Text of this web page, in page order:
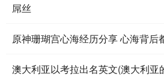
屌丝
原神珊瑚宫心海经历分享 心海背后
澳大利亚以考拉出名英文(澳大利亚